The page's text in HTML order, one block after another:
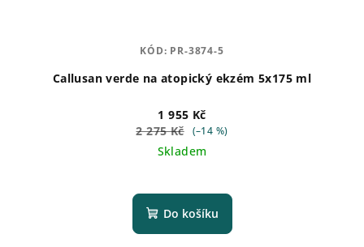
Callusan verde na atopický ekzém 5x175 ml
1 955 Kč
2 275 Kč
(–14 %)
Skladem
Do košíku
KÓD: PR-3874-5